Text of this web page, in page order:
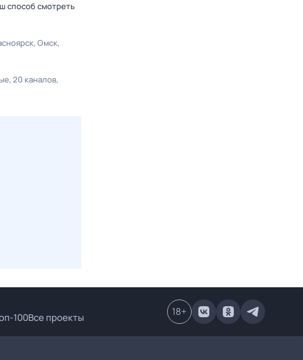
способ смотреть
Омск
20 каналов
100Все проекты 18+